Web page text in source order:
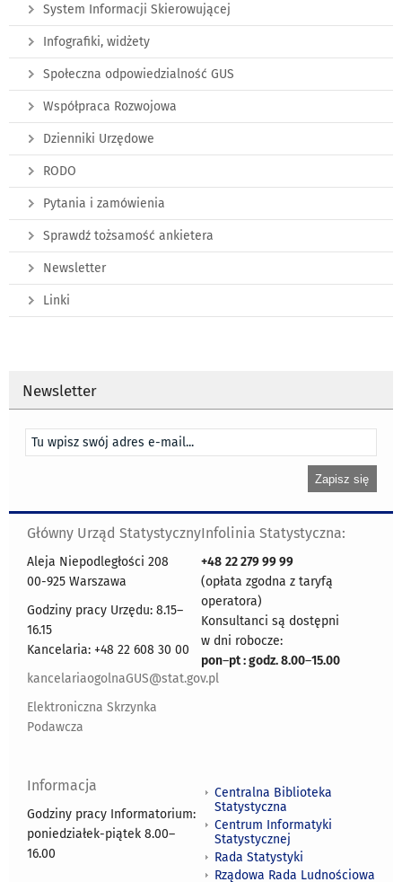
System Informacji Skierowującej
Infografiki, widżety
Społeczna odpowiedzialność GUS
Współpraca Rozwojowa
Dzienniki Urzędowe
RODO
Pytania i zamówienia
Sprawdź tożsamość ankietera
Newsletter
Linki
Newsletter
Główny Urząd Statystyczny
Aleja Niepodległości 208
00-925 Warszawa
Godziny pracy Urzędu: 8.15–
16.15
Kancelaria: +48 22 608 30 00
kancelariaogolnaGUS@stat.gov.pl
Elektroniczna Skrzynka
Podawcza
Infolinia Statystyczna:
+48 22 279 99 99
(opłata zgodna z taryfą
operatora)
Konsultanci są dostępni
w dni robocze:
pon–pt : godz. 8.00–15.00
Informacja
Godziny pracy Informatorium:
poniedziałek-piątek 8.00–
16.00
Centralna Biblioteka
Statystyczna
Centrum Informatyki
Statystycznej
Rada Statystyki
Rządowa Rada Ludnościowa